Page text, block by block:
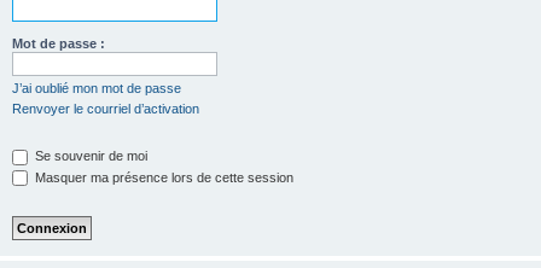
Mot de passe :
J’ai oublié mon mot de passe
Renvoyer le courriel d’activation
Se souvenir de moi
Masquer ma présence lors de cette session